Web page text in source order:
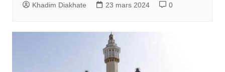
Khadim Diakhate 23 mars 2024 0